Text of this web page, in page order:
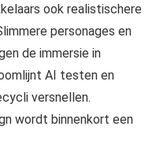
ook realistischere
personages en
de immersie in
AI testen en
versnellen.
wordt binnenkort een